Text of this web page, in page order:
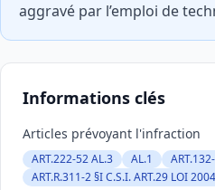
aggravé par l’emploi de
Informations clés
Articles prévoyant l'infraction
ART.222-52 AL.3 AL.1
ART.R.311-2 §I C.S.I. ART.29 LOI